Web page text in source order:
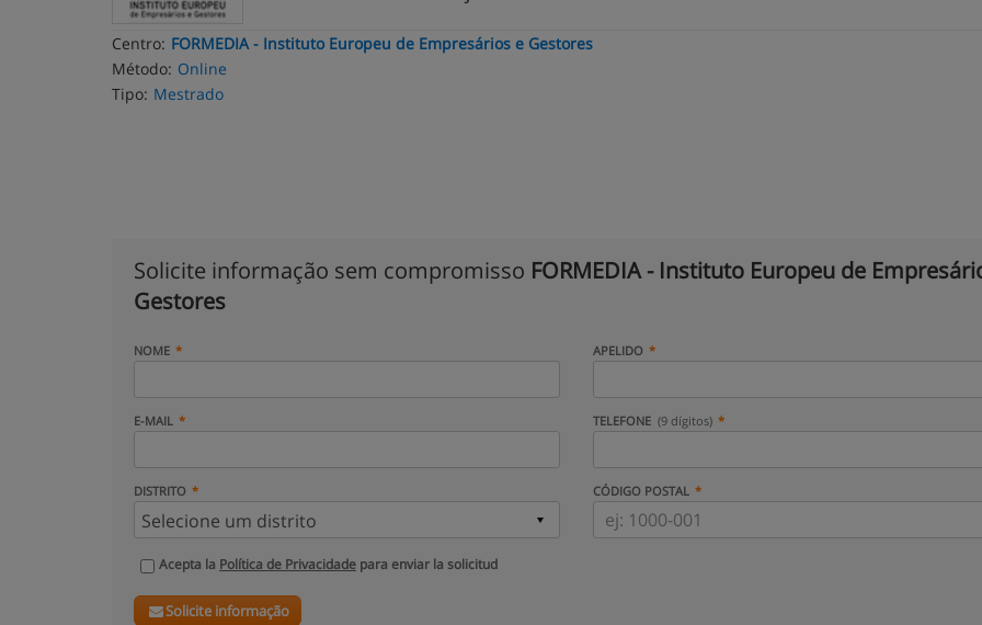
Centro: FORMEDIA - Instituto Europeu de Empresários e Gestores
Método: Online
Tipo: Mestrado
Solicite informação sem compromisso FORMEDIA - Instituto Europeu de
Gestores
NOME APELIDO
E-MAIL TELEFONE (9 dígitos)
DISTRITO CÓDIGO POSTAL
Acepta la Política de Privacidade para enviar la solicitud
Solicite informação